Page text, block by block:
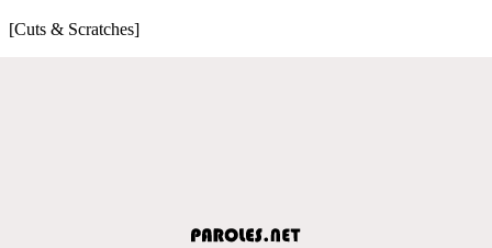
[Cuts & Scratches]